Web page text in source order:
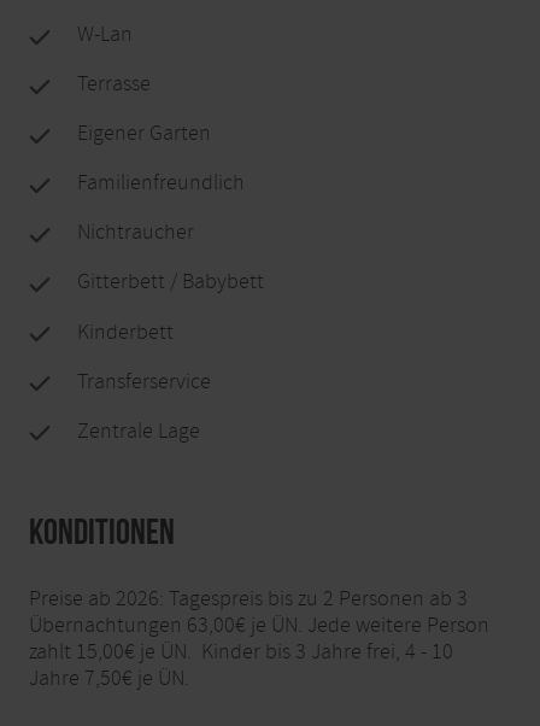
W-Lan
Terrasse
Eigener Garten
Familienfreundlich
Nichtraucher
Gitterbett / Babybett
Kinderbett
Transferservice
Zentrale Lage
Konditionen
Preise ab 2026: Tagespreis bis zu 2 Personen ab 3
Übernachtungen 63,00€ je ÜN. Jede weitere Person
zahlt 15,00€ je ÜN. Kinder bis 3 Jahre frei, 4 - 10
Jahre 7,50€ je ÜN.